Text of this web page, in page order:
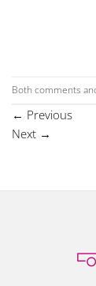
Both comments
← Previous
Next →